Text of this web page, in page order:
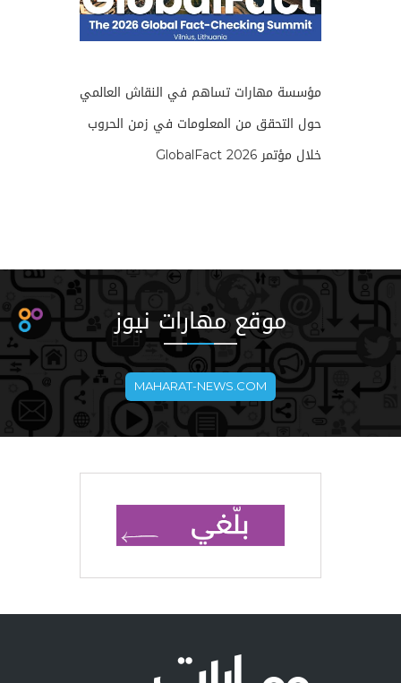
مؤسسة مهارات تساهم في النقاش العالمي
حول التحقق من المعلومات في زمن الحروب
خلال مؤتمر GlobalFact 2026
موقع مهارات نيوز
MAHARAT-NEWS.COM